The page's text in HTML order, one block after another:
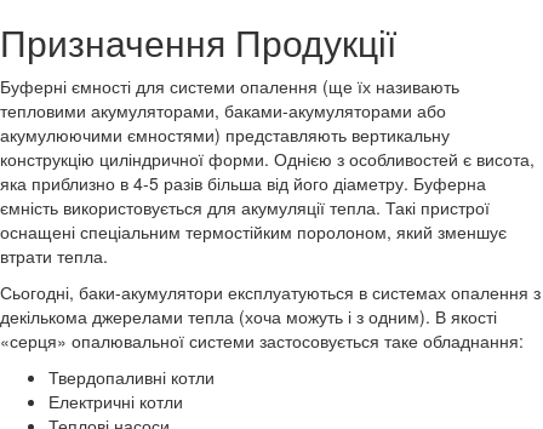
Призначення Продукції
Буферні ємності для системи опалення (ще їх називають
тепловими акумуляторами, баками-акумуляторами або
акумулюючими ємностями) представляють вертикальну
конструкцію циліндричної форми. Однією з особливостей є висота,
яка приблизно в 4-5 разів більша від його діаметру. Буферна
ємність використовується для акумуляції тепла. Такі пристрої
оснащені спеціальним термостійким поролоном, який зменшує
втрати тепла.
Сьогодні, баки-акумулятори експлуатуються в системах опалення з
декількома джерелами тепла (хоча можуть і з одним). В якості
«серця» опалювальної системи застосовується таке обладнання:
Твердопаливні котли
Електричні котли